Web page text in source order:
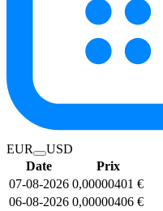
EUR
USD
Date
Prix
07-08-2026 0,00000401 €
06-08-2026 0,00000406 €